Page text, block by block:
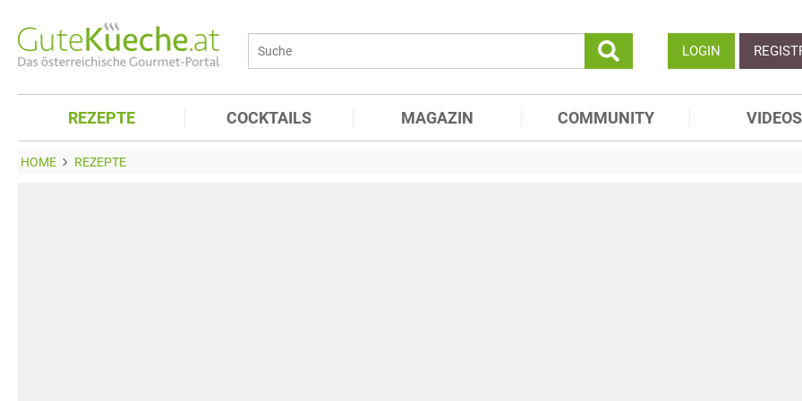
LOGIN
REZEPTE COCKTAILS MAGAZIN COMMUNITY VIDEOS
HOME REZEPTE